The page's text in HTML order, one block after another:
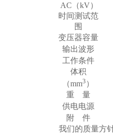
AC （kV）
时间测试范
围
变压器容量
输出波形
工作条件
体积
（mm3 ）
重
量
供电电源
附
件
我们的质量方